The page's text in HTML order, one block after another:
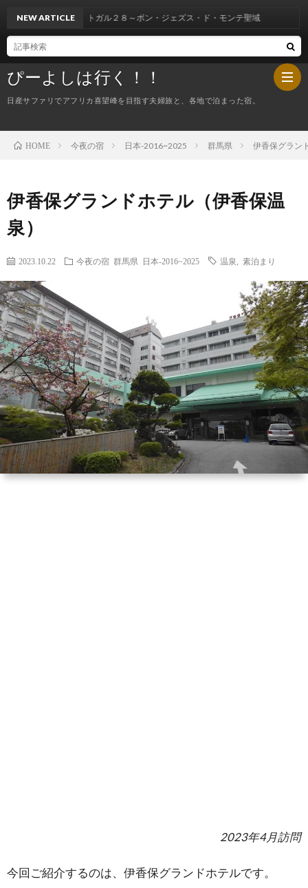
ぴーよしは行く！！
日産サファリでアフリカ喜望峰を目指す夫婦旅と、各地で泊まった宿。
し
は
行
く！
の
宿
NEW ARTICLE
２８～ボン・ジェズス・ド・モンテ聖域
HOME 今夜の宿 日本-2016~2025 群馬県 伊香保グラン
伊香保グランドホテル（伊香保温
泉）
2023.10.22 今夜の宿 群馬県 日本-2016~2025 温泉 素泊まり
2023年4月訪問
今回ご紹介するのは、伊香保グランドホテルです。